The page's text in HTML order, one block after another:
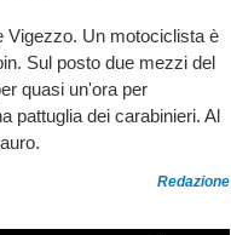
Vigezzo. Un motociclista è
Sul posto due mezzi del
quasi un'ora per
pattuglia dei carabinieri. Al
Redazione